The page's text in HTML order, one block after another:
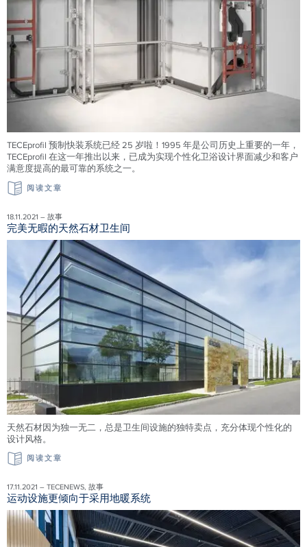
TECEprofil 预制快装系统已经 25 岁啦！1995 年是公司历史上重要的一年，
TECEprofil 在这一年推出以来，已成为实现个性化卫浴设计界面减少和客户
满意度提高的最可靠的系统之一。
阅读文章
18.11.2021 – 故事
完美无暇的天然石材卫生间
天然石材因为独一无二，总是卫生间设施的独特卖点，充分体现个性化的
设计风格。
阅读文章
17.11.2021 – TECENEWS, 故事
运动设施更倾向于采用地暖系统